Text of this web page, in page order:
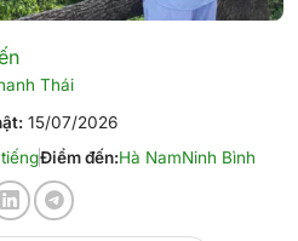
Thái
15/07/2026
Điểm đến:Hà NamNinh Bình